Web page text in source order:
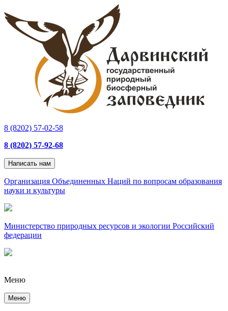
8 (8202) 57-02-58
8 (8202) 57-92-68
Написать нам
Организация Объединенных Наций по вопросам образования
науки и культуры
Министерство природных ресурсов и экологии Российский
федерации
Меню
Меню